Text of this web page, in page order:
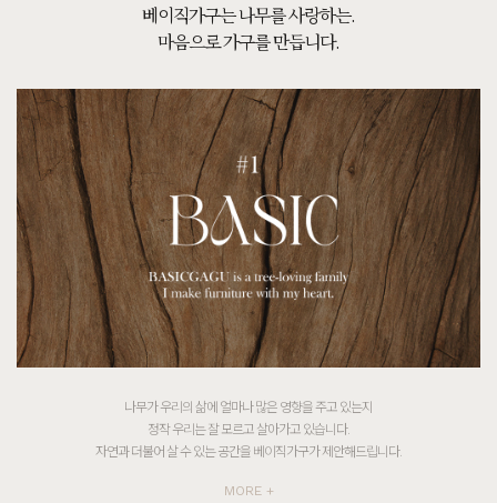
100% 원목의 가격이
비싸야만 할까요?
제작부터 판매 · 배송까지 모든 과정을 직접 하는 베이직가구.
이는 원목 가구의 합리적인 가격을 위함입니다.
전문 가구 디자이너가 직접 디자인하며 국내 자체공장에서 제작됩니다.
MORE +